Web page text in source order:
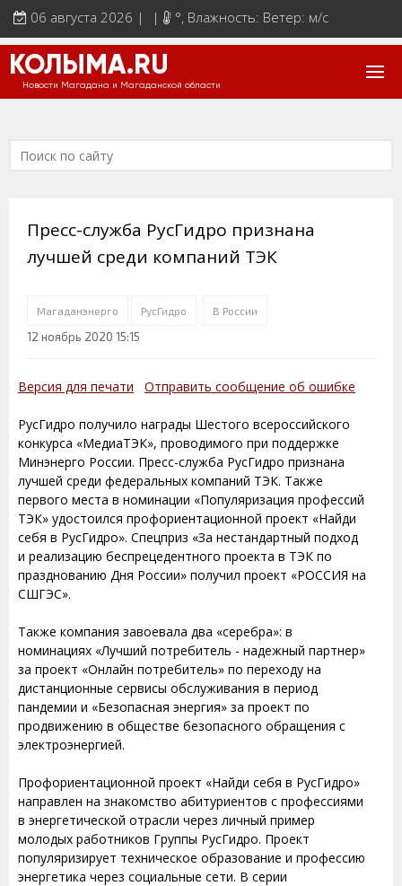
06 августа 2026 | | °, Влажность: Ветер: м/с
КОЛЫМА.RU
Новости Магадана и Магаданской области
Пресс-служба РусГидро признана
лучшей среди компаний ТЭК
Магаданэнерго РусГидро В России
12 ноябрь 2020 15:15
Версия для печати Отправить сообщение об ошибке
РусГидро получило награды Шестого всероссийского
конкурса «МедиаТЭК», проводимого при поддержке
Минэнерго России. Пресс-служба РусГидро признана
лучшей среди федеральных компаний ТЭК. Также
первого места в номинации «Популяризация профессий
ТЭК» удостоился профориентационной проект «Найди
себя в РусГидро». Спецприз «За нестандартный подход
и реализацию беспрецедентного проекта в ТЭК по
празднованию Дня России» получил проект «РОССИЯ на
СШГЭС».
Также компания завоевала два «серебра»: в
номинациях «Лучший потребитель - надежный партнер»
за проект «Онлайн потребитель» по переходу на
дистанционные сервисы обслуживания в период
пандемии и «Безопасная энергия» за проект по
продвижению в обществе безопасного обращения с
электроэнергией.
Профориентационной проект «Найди себя в РусГидро»
направлен на знакомство абитуриентов с профессиями
в энергетической отрасли через личный пример
молодых работников Группы РусГидро. Проект
популяризирует техническое образование и профессию
энергетика через социальные сети. В серии